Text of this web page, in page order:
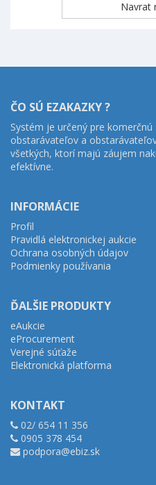
ČO SÚ EZAKAZKY ?
Systém je určený pre
obstarávateľov a
všetkých, ktorí majú záujem
efektívne.
INFORMÁCIE
Profil
Pravidlá elektronickej aukcie
Ochrana osobných údajov
Podmienky používania
ĎALŠIE PRODUKTY
eAukcie
eProcurement
Verejné súťaže
Elektronická platforma
KONTAKT
02/ 654 11 356
0905 378 454
podpora@ebiz.sk